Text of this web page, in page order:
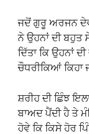
ਜਦੋਂ ਗੁਰੂ ਅਰਜਨ
ਨੇ ਉਹਨਾਂ ਦੀ ਬਹੁਤ
ਦਿੱਤਾ ਕਿ ਉਹਨਾਂ
ਚੌਧਰੀਕਿਆਂ ਕਿਹਾ
ਸ਼ਰੀਹ ਦੀ ਛਿੰਝ
ਬਾਅਦ ਪੈਂਦੀ ਹੈ ਤੇ
ਹੋਵੇ ਕਿ ਕਿਸੇ ਹੋਰ